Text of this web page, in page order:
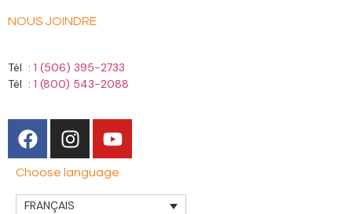
NOUS JOINDRE
Tél : 1 (506) 395-2733
Tél : 1 (800) 543-2088
Choose language
FRANÇAIS